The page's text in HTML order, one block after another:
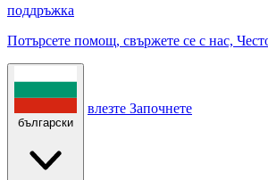
поддръжка
Потърсете помощ, свържете се с нас,
български
влезте Започнете